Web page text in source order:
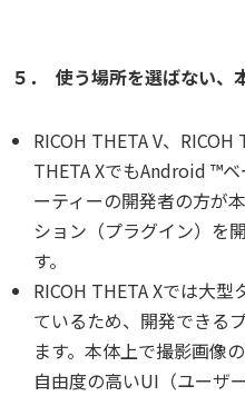
５． 使う場所を選ばない、
RICOH THETA V、
THETA XでもAndroid ™
ーティーの開発者の方が
ション（プラグイン）を
す。
RICOH THETA Xでは大
ているため、開発できる
ます。本体上で撮影画像
自由度の高いUI（ユーザ